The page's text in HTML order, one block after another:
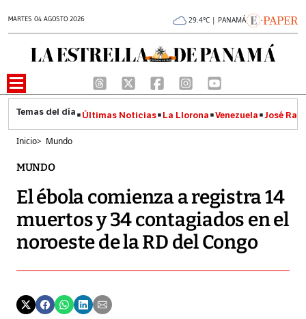
MARTES 04 AGOSTO 2026 29.4°C | PANAMÁ
Últimas Noticias La Llorona Venezuela José
Inicio> Mundo
MUNDO
El ébola comienza a registra 14
muertos y 34 contagiados en el
noroeste de la RD del Congo